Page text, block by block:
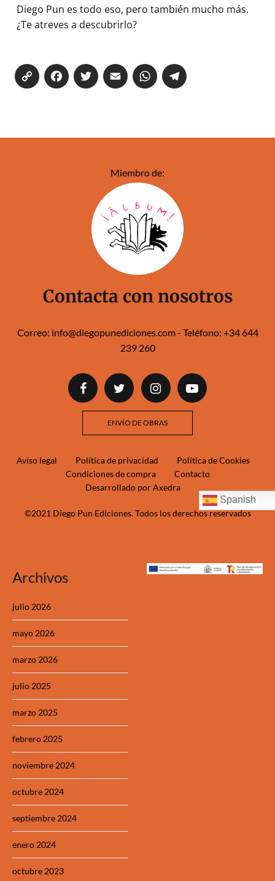
Diego Pun es todo eso, pero también mucho más.
¿Te atreves a descubrirlo?
Co
py
nk
Fa
ce
ok
T
wi
r
E
m
W
ha
Apa
Miembro de:
Contacta con nosotros
Correo: info@diegopunediciones.com- Teléfono: +34 644
239 260‬‬
ENVÍO DE OBRAS
©2021 Diego Pun Ediciones. Todos los derechos reservados
Aviso legal Política de privacidad
Política de Cookies
Condiciones de compra
Contacto
Desarrollado por Axedra
Spanish
Archivos
julio 2026
mayo 2026
marzo 2026
julio 2025
marzo 2025
febrero 2025
noviembre 2024
octubre 2024
septiembre 2024
enero 2024
octubre 2023